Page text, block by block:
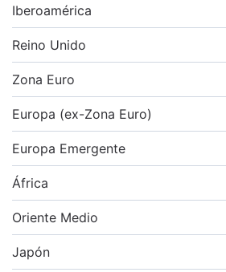
Iberoamérica
Reino Unido
Zona Euro
Europa (ex-Zona Euro)
Europa Emergente
África
Oriente Medio
Japón